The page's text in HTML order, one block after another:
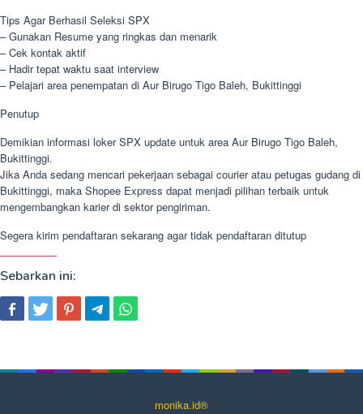
Tips Agar Berhasil Seleksi SPX
– Gunakan Resume yang ringkas dan menarik
– Cek kontak aktif
– Hadir tepat waktu saat interview
– Pelajari area penempatan di Aur Birugo Tigo Baleh, Bukittinggi
Penutup
Demikian informasi loker SPX update untuk area Aur Birugo Tigo Baleh,
Bukittinggi.
Jika Anda sedang mencari pekerjaan sebagai courier atau petugas gudang di
Bukittinggi, maka Shopee Express dapat menjadi pilihan terbaik untuk
mengembangkan karier di sektor pengiriman.
Segera kirim pendaftaran sekarang agar tidak pendaftaran ditutup
Sebarkan ini:
monika.id®